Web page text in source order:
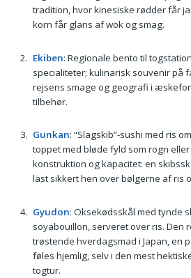
tradition, hvor kinesiske rødder får
korn får glans af wok og smag.
Ekiben: Regionale bento til
specialiteter; kulinarisk souvenir på
rejsens smage og geografi i
tilbehør.
Gunkan: “Slagskib”-sushi med ris
toppet med bløde fyld som rogn
konstruktion og kapacitet: en
last sikkert hen over bølgerne af ris
Gyudon: Oksekødsskål med tynde
soyabouillon, serveret over ris.
trøstende hverdagsmad i Japan, en
føles hjemlig, selv i den mest
togtur.